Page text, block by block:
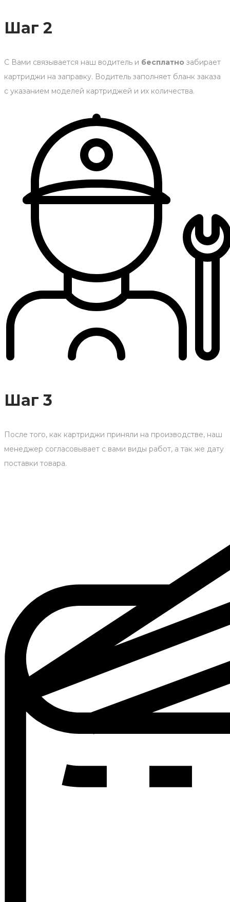
Шаг 2
С Вами связывается наш водитель и бесплатно забирает
картриджи на заправку. Водитель заполняет бланк заказа
с указанием моделей картриджей и их количества.
Шаг 3
После того, как картриджи приняли на производстве, наш
менеджер согласовывает с вами виды работ, а так же дату
поставки товара.